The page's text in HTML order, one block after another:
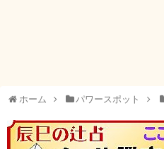
ホーム パワースポット